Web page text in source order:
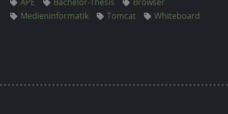
Medieninformatik
Tomcat Whiteboard